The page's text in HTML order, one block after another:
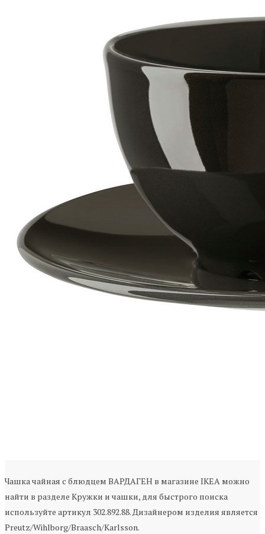
Чашка чайная с блюдцем ВАРДАГЕН в магазине IKEA можно
найти в разделе Кружки и чашки, для быстрого поиска
используйте артикул 302.892.88. Дизайнером изделия является
Preutz/Wihlborg/Braasch/Karlsson.